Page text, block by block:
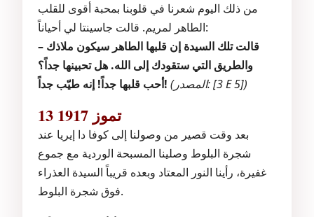
من ذلك اليوم شعرنا في قلوبنا بمحبة أقوى للقلب
الطاهر لمريم. قالت جاسينتا لي أحياناً:
– قالت تلك السيدة إن قلبها الطاهر سيكون ملاذك
والطريق التي ستقودك إلى الله. هل تحبينها جداً؟
أحب قلبها جداً! إنه طيّب جداً!
(المصدر: [3 E 5])
13 تموز 1917
بعد وقت قصير من وصولنا إلى كوفا دا إيريا عند
شجرة البلوط وصلينا المسبحة الوردية مع جموع
غفيرة، رأينا النور المعتاد وبعده قريباً السيدة العذراء
فوق شجرة البلوط.